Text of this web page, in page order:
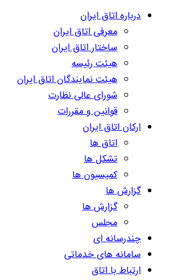
درباره اتاق ایران
معرفی اتاق ایران
ساختار اتاق ایران
هیئت رئیسه
هیئت نمایندگان اتاق ایران
شورای عالی نظارت
قوانین و مقررات
ارکان اتاق ایران
اتاق ها
تشکل ها
کمیسیون ها
گزارش ها
گزارش ها
مجلس
چندرسانه ای
سامانه های خدماتی
ارتباط با اتاق